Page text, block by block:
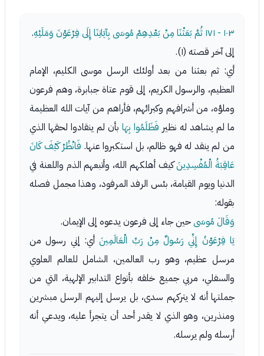
١٠٣ - ١٧١ ثُمَّ بَعَثْنَا مِنْ بَعْدِهِمْ مُوسَى بِآيَاتِنَا إِلَى فِرْعَوْنَ وَمَلَئِهِ.
إلى آخر قصته (١).
أي: ثم بعثنا من بعد أولئك الرسل موسى الكليم، الإمام
العظيم، والرسول الكريم، إلى قوم عتاة جبابرة، وهم فرعون
وملؤه، من أشرافهم وكبرائهم، فأراهم من آيات الله العظيمة
ما لم يشاهد له نظير فَظَلَمُوا بِهَا بأن لم ينقادوا لحقها الذي
من لم ينقد له فهو ظالم، بل استكبروا عنها. فَانْظُرْ كَيْفَ كَانَ
عَاقِبَةُ الْمُفْسِدِينَكيف أهلكهم الله، وأتبعهم الذم واللعنة في
الدنيا ويوم القيامة، بئس الرفد المرفود، وهذا مجمل فصله
بقوله:
وَقَالَ مُوسَىحين جاء إلى فرعون يدعوه إلى الإيمان.
يَا فِرْعَوْنُ إِنِّي رَسُولٌ مِنْ رَبِّ الْعَالَمِينَأي: إني رسول من
مرسل عظيم، وهو رب العالمين، الشامل للعالم العلوي
والسفلي، مربي جميع خلقه بأنواع التدابير الإلهية، التي من
جملتها أنه لا يتركهم سدى، بل يرسل إليهم الرسل مبشرين
ومنذرين، وهو الذي لا يقدر أحد أن يتجرأ عليه، ويدعي أنه
أرسله ولم يرسله.